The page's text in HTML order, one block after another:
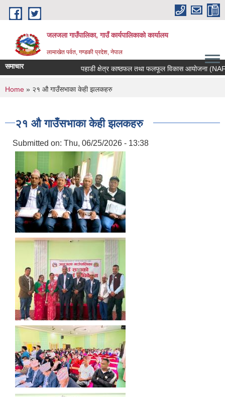
Skip to main content
जलजला गाउँपालिका, गाउँ कार्यपालिकाको कार्यालय
लामाखेत पर्वत, गण्डकी प्रदेश, नेपाल
समाचार पहाडी क्षेत्र काष्ठफल तथा फलफूल विकास आयोजना
You are here
Home » २१ औ गाउँसभाका केही झलकहरु
२१ औ गाउँसभाका केही झलकहरु
Submitted on: Thu, 06/25/2026 - 13:38